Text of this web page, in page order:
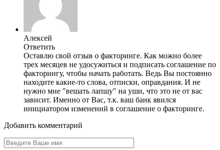
Алексей
Ответить
Оставлю свой отзыв о факторинге. Как можно более
трех месяцев не удосужиться и подписать соглашение по
факторингу, чтобы начать работать. Ведь Вы постоянно
находите какие-то слова, отписки, оправдания. И не
нужно мне "вешать лапшу" на уши, что это не от вас
зависит. Именно от Вас, т.к. ваш банк явился
инициатором изменений в соглашение о факторинге.
Добавить комментарий